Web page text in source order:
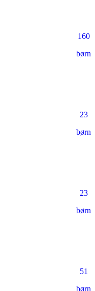
160
børn
23
børn
23
børn
51
børn